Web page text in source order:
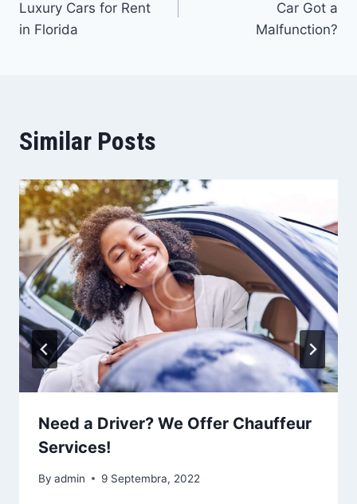
Luxury Cars for Rent
in Florida
Car Got a
Malfunction?
Similar Posts
Need a Driver? We Offer Chauffeur
Services!
By admin 9 Septembra, 2022